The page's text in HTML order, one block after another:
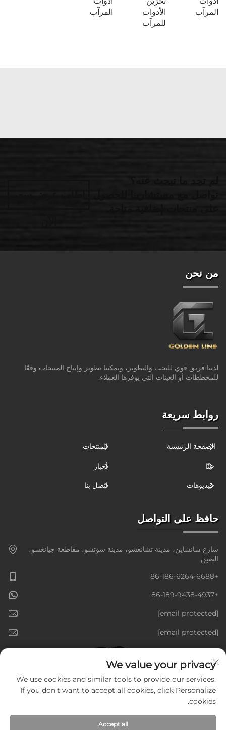
المرآب
الأدوات
للمرآب
المرآب
من نحن
لدينا فريق قوي للبحث والتطوير، ويمكننا تطوير وإنتاج المنتجات وفقًا
للمخططات أو العينات التي يوفرها العملاء.
روابط سريعة
الصفحة الرئيسية المنتجات
عنّا أخبار
فيديوهات اتصل بنا
حافظ على التواصل
شارع سانشاين، مدينة تشانغشو، مدينة سوتشو، مقاطعة جيانغسو،
الصين
+86-186-6264-6688
+86-189-9438-4937
[email protected]
[email protected]
We value your privacy
We use cookies and similar tools to provide our services.
If you don't want to accept all cookies, click Personalize
cookies.
Accept all